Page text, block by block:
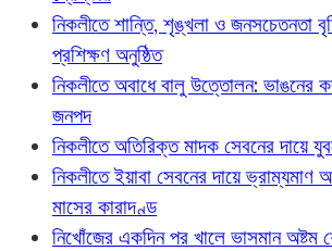
নিকলীতে শান্তি, শৃঙ্খলা ও জনসচেতনতা
প্রশিক্ষণ অনুষ্ঠিত
নিকলীতে অবাধে বালু উত্তোলন: ভাঙনের
জনপদ
নিকলীতে অতিরিক্ত মাদক সেবনের দায়ে
নিকলীতে ইয়াবা সেবনের দায়ে
মাসের কারাদণ্ড
নিখোঁজের একদিন পর খালে ভাসমান অষ্টম